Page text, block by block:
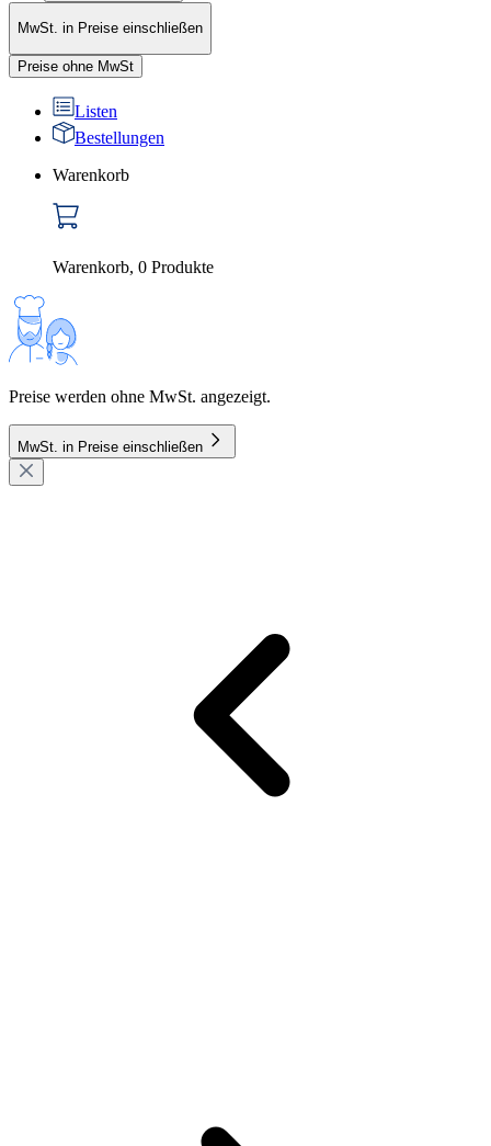
MwSt. in Preise einschließen
Preise ohne MwSt
Listen
Bestellungen
Warenkorb
Warenkorb, 0 Produkte
Preise werden ohne MwSt. angezeigt.
MwSt. in Preise einschließen